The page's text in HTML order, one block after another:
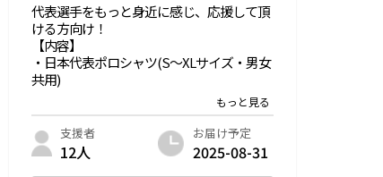
代表選手をもっと身近に感じ、応援して頂
ける方向け！
【内容】
・日本代表ポロシャツ(S～XLサイズ・男女
共用)
日本代表のポロシャツグッズをお送りいた
します！
サイズはS～XLから選択・男女共用となり
支援者
12人
お届け予定
2025-08-31